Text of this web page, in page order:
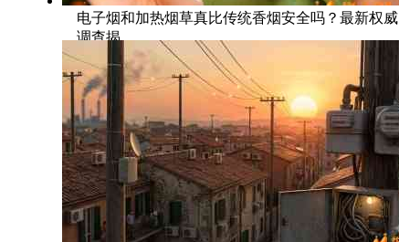
电子烟和加热烟草真比传统香烟安全吗？最新权威
调查揭